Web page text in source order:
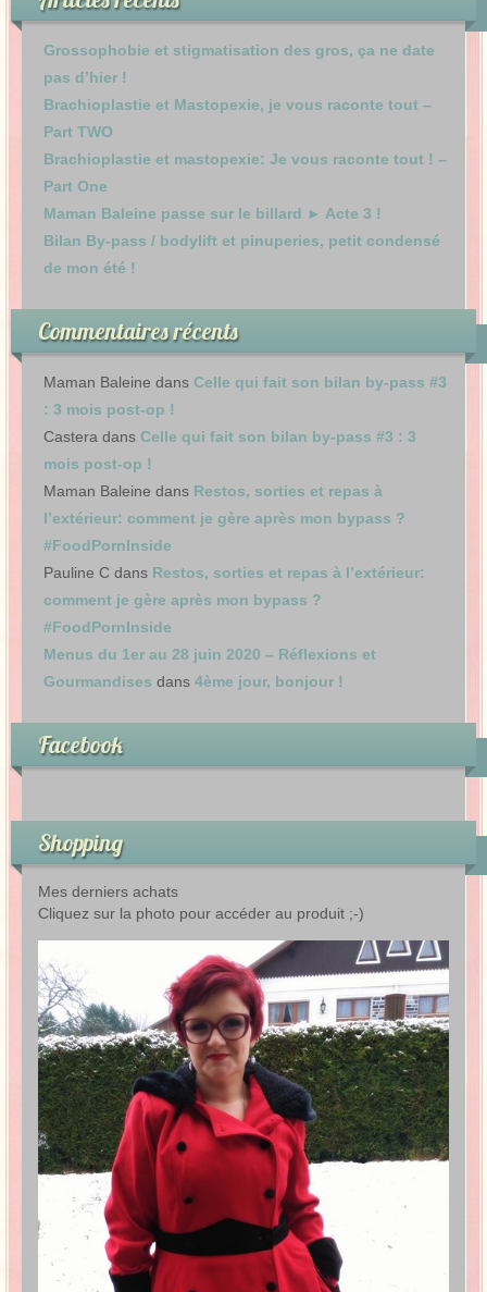
Grossophobie et stigmatisation des gros, ça ne date
pas d’hier !
Brachioplastie et Mastopexie, je vous raconte tout –
Part TWO
Brachioplastie et mastopexie: Je vous raconte tout ! –
Part One
Maman Baleine passe sur le billard ► Acte 3 !
Bilan By-pass / bodylift et pinuperies, petit condensé
de mon été !
Commentaires récents
Maman Baleine dans Celle qui fait son bilan by-pass #3
: 3 mois post-op !
Castera dans Celle qui fait son bilan by-pass #3 : 3
mois post-op !
Maman Baleine dans Restos, sorties et repas à
l’extérieur: comment je gère après mon bypass ?
#FoodPornInside
Pauline C dans Restos, sorties et repas à l’extérieur:
comment je gère après mon bypass ?
#FoodPornInside
Menus du 1er au 28 juin 2020 – Réflexions et
Gourmandises dans 4ème jour, bonjour !
Facebook
Shopping
Mes derniers achats
Cliquez sur la photo pour accéder au produit ;-)